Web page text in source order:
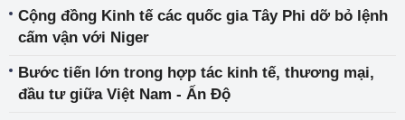
Cộng đồng Kinh tế các quốc gia Tây Phi dỡ bỏ lệnh
cấm vận với Niger
Bước tiến lớn trong hợp tác kinh tế, thương mại,
đầu tư giữa Việt Nam - Ấn Độ